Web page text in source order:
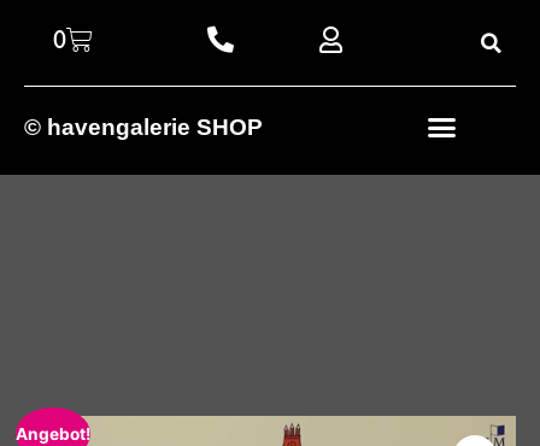
© havengalerie SHOP
0
Angebot!